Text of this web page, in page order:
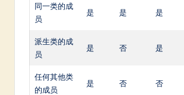
同一类的成
员
是 是 是
派生类的成
员
是 否 是
任何其他类
的成员
是 否 否